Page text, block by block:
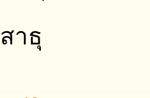
สาธุ